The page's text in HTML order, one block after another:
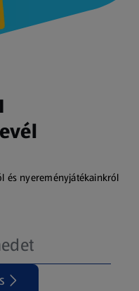
és nyereményjátékainkról